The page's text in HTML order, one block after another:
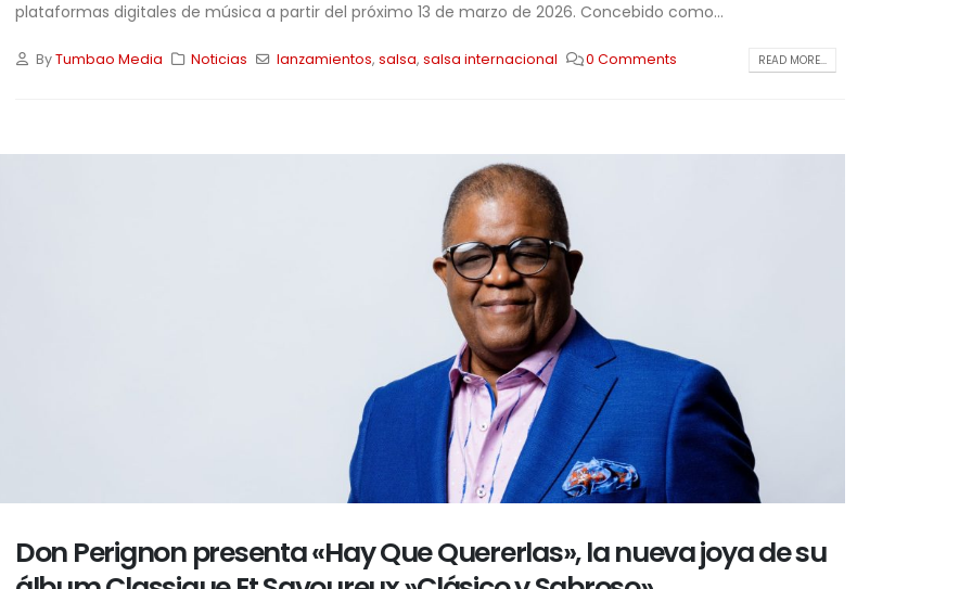
plataformas digitales de música a partir del próximo 13 de marzo de 2026. Concebido como...
ByTumbao Media Noticias lanzamientos, salsa, salsa internacional 0 Comments READ MORE...
Don Perignon presenta «Hay Que Quererlas», la nueva joya de su